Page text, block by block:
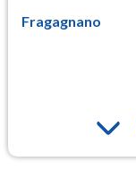
Fragagnano